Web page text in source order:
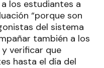
los estudiantes a
“porque son
del sistema
también a los
verificar que
hasta el día del